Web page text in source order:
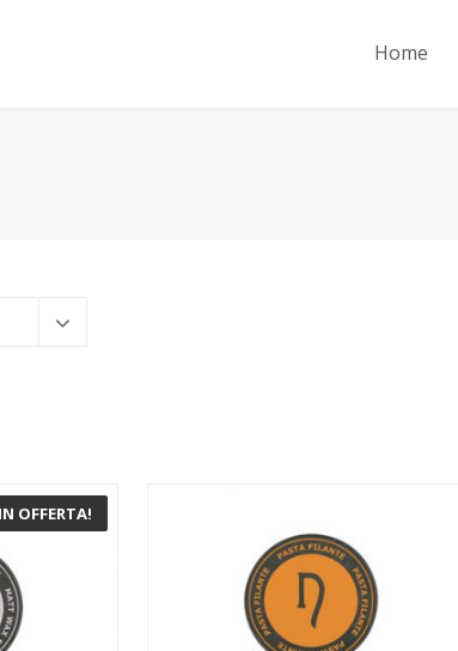
Home
IN OFFERTA!